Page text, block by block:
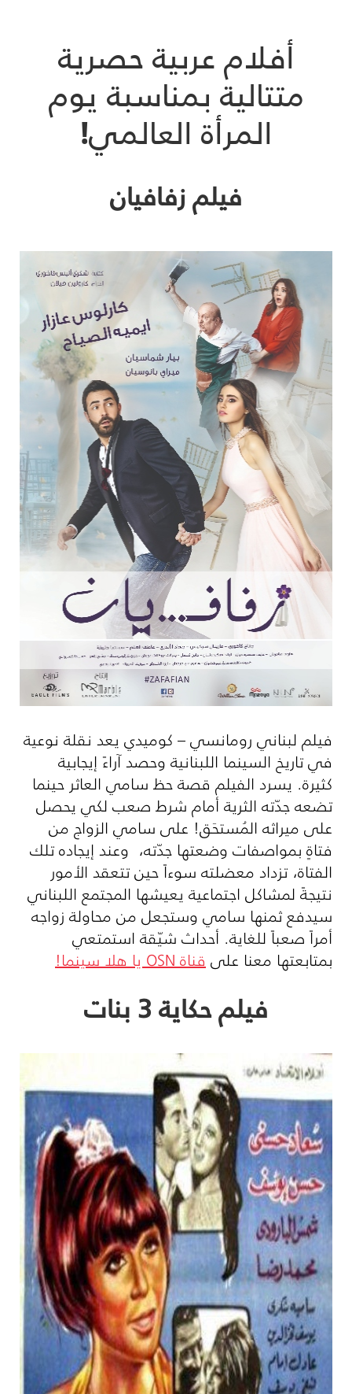
أفلام عربية حصرية
متتالية بمناسبة يوم
المرأة العالمي!
فيلم زفافيان
فيلم لبناني رومانسي – كوميدي يعد نقلة نوعية
في تاريخ السينما اللبنانية وحصد آراءً إيجابية
كثيرة. يسرد الفيلم قصة حظ سامي العاثر حينما
تضعه جدّته الثرية أمام شرط صعب لكي يحصل
على ميراثه المُستحَق! على سامي الزواج من
فتاةٍ بمواصفات وضعتها جدّته، وعند إيجاده تلك
الفتاة، تزداد معضلته سوءاً حين تتعقد الأمور
نتيجةً لمشاكل اجتماعية يعيشها المجتمع اللبناني
سيدفع ثمنها سامي وستجعل من محاولة زواجه
أمراً صعباً للغاية. أحداث شيّقة استمتعي
بمتابعتها معنا علىقناةOSNيا هلا سينما!
فيلم حكاية 3 بنات